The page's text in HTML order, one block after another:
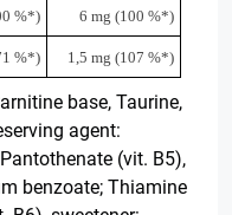
%*) 6 mg (100 %*)
%*) 1,5 mg (107 %*)
base, Taurine,
agent:
(vit. B5),
benzoate; Thiamine